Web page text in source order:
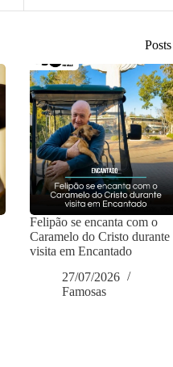
Felipão se encanta com o
Caramelo do Cristo durante
visita em Encantado
27/07/2026
Famosas